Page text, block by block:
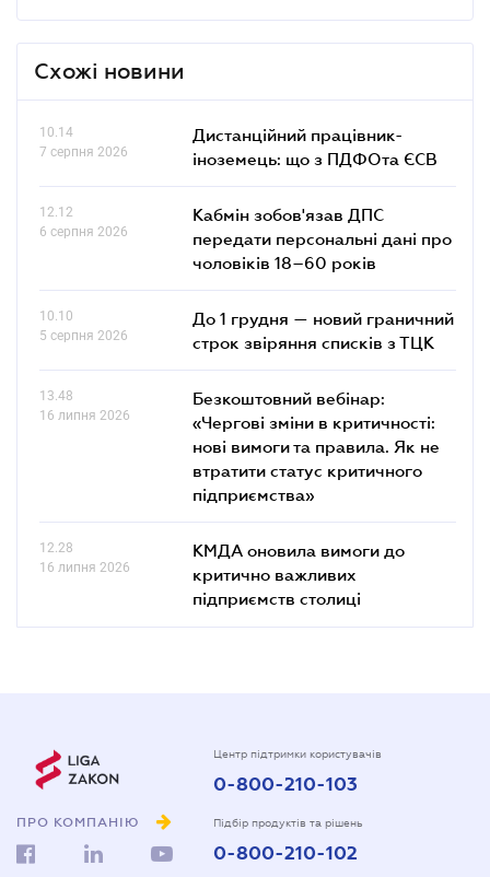
Схожі новини
10.14
7 серпня 2026
Дистанційний працівник-
іноземець: що з ПДФОта ЄСВ
12.12
6 серпня 2026
Кабмін зобов'язав ДПС
передати персональні дані про
чоловіків 18–60 років
10.10
5 серпня 2026
До 1 грудня — новий граничний
строк звіряння списків з ТЦК
13.48
16 липня 2026
Безкоштовний вебінар:
«Чергові зміни в критичності:
нові вимоги та правила. Як не
втратити статус критичного
підприємства»
12.28
16 липня 2026
КМДА оновила вимоги до
критично важливих
підприємств столиці
ПРО КОМПАНІЮ
Центр підтримки користувачів
0-800-210-103
Підбір продуктів та рішень
0-800-210-102